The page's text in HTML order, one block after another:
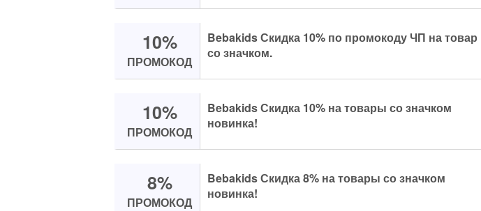
10%
ПРОМОКОД
Bebakids Скидка 10% по промокоду ЧП на товар
со значком.
10%
ПРОМОКОД
Bebakids Скидка 10% на товары со значком
новинка!
8%
ПРОМОКОД
Bebakids Скидка 8% на товары со значком
новинка!